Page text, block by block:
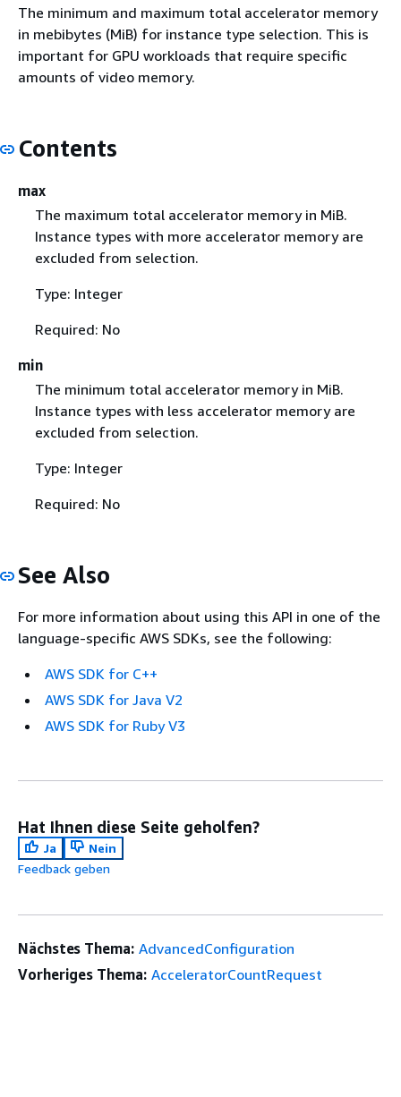
The minimum and maximum total accelerator memory
in mebibytes (MiB) for instance type selection. This is
important for GPU workloads that require specific
amounts of video memory.
Contents
max
The maximum total accelerator memory in MiB.
Instance types with more accelerator memory are
excluded from selection.
Type: Integer
Required: No
min
The minimum total accelerator memory in MiB.
Instance types with less accelerator memory are
excluded from selection.
Type: Integer
Required: No
See Also
For more information about using this API in one of the
language-specific AWS SDKs, see the following:
AWS SDK for C++
AWS SDK for Java V2
AWS SDK for Ruby V3
Hat Ihnen diese Seite geholfen?
Ja
Nein
Feedback geben
Nächstes Thema: AdvancedConfiguration
Vorheriges Thema: AcceleratorCountRequest